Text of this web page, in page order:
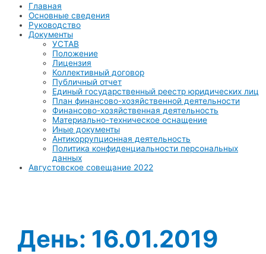
Главная
Основные сведения
Руководство
Документы
УСТАВ
Положение
Лицензия
Коллективный договор
Публичный отчет
Единый государственный реестр юридических лиц
План финансово-хозяйственной деятельности
Финансово-хозяйственная деятельность
Материально-техническое оснащение
Иные документы
Антикоррупционная деятельность
Политика конфиденциальности персональных
данных
Августовское совещание 2022
День: 16.01.2019